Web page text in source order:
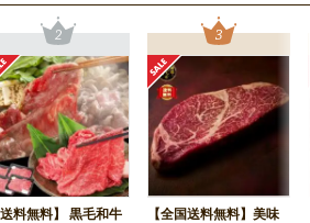
送料無料】 黒毛和牛
【全国送料無料】美味